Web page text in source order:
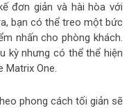
đơn giản và hài hòa với
bạn có thể treo một bức
nhấn cho phòng khách.
kỳ nhưng có thể thể hiện
Matrix One.
phong cách tối giản sẽ